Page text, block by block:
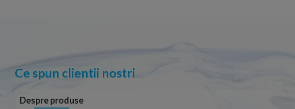
Ce spun clientii nostri
Despre produse